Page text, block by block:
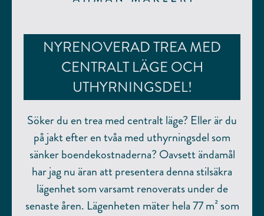
NYRENOVERAD TREA MED
CENTRALT LÄGE OCH
UTHYRNINGSDEL!
Söker du en trea med centralt läge? Eller är du
på jakt efter en tvåa med uthyrningsdel som
sänker boendekostnaderna? Oavsett ändamål
har jag nu äran att presentera denna stilsäkra
lägenhet som varsamt renoverats under de
senaste åren. Lägenheten mäter hela 77 m² som